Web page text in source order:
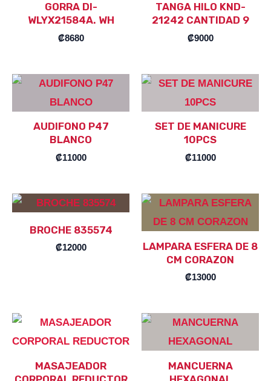
GORRA DI-
WLYX21584A. WH
₡8680
TANGA HILO KND-
21242 CANTIDAD 9
₡9000
AUDIFONO P47
BLANCO
₡11000
SET DE MANICURE
10PCS
₡11000
BROCHE 835574
₡12000
LAMPARA ESFERA DE 8
CM CORAZON
₡13000
MASAJEADOR
MANCUERNA